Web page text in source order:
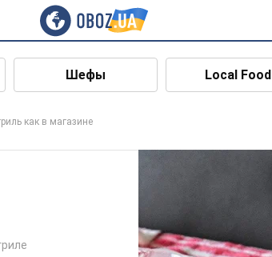
Шефы Local Food
как в магазине